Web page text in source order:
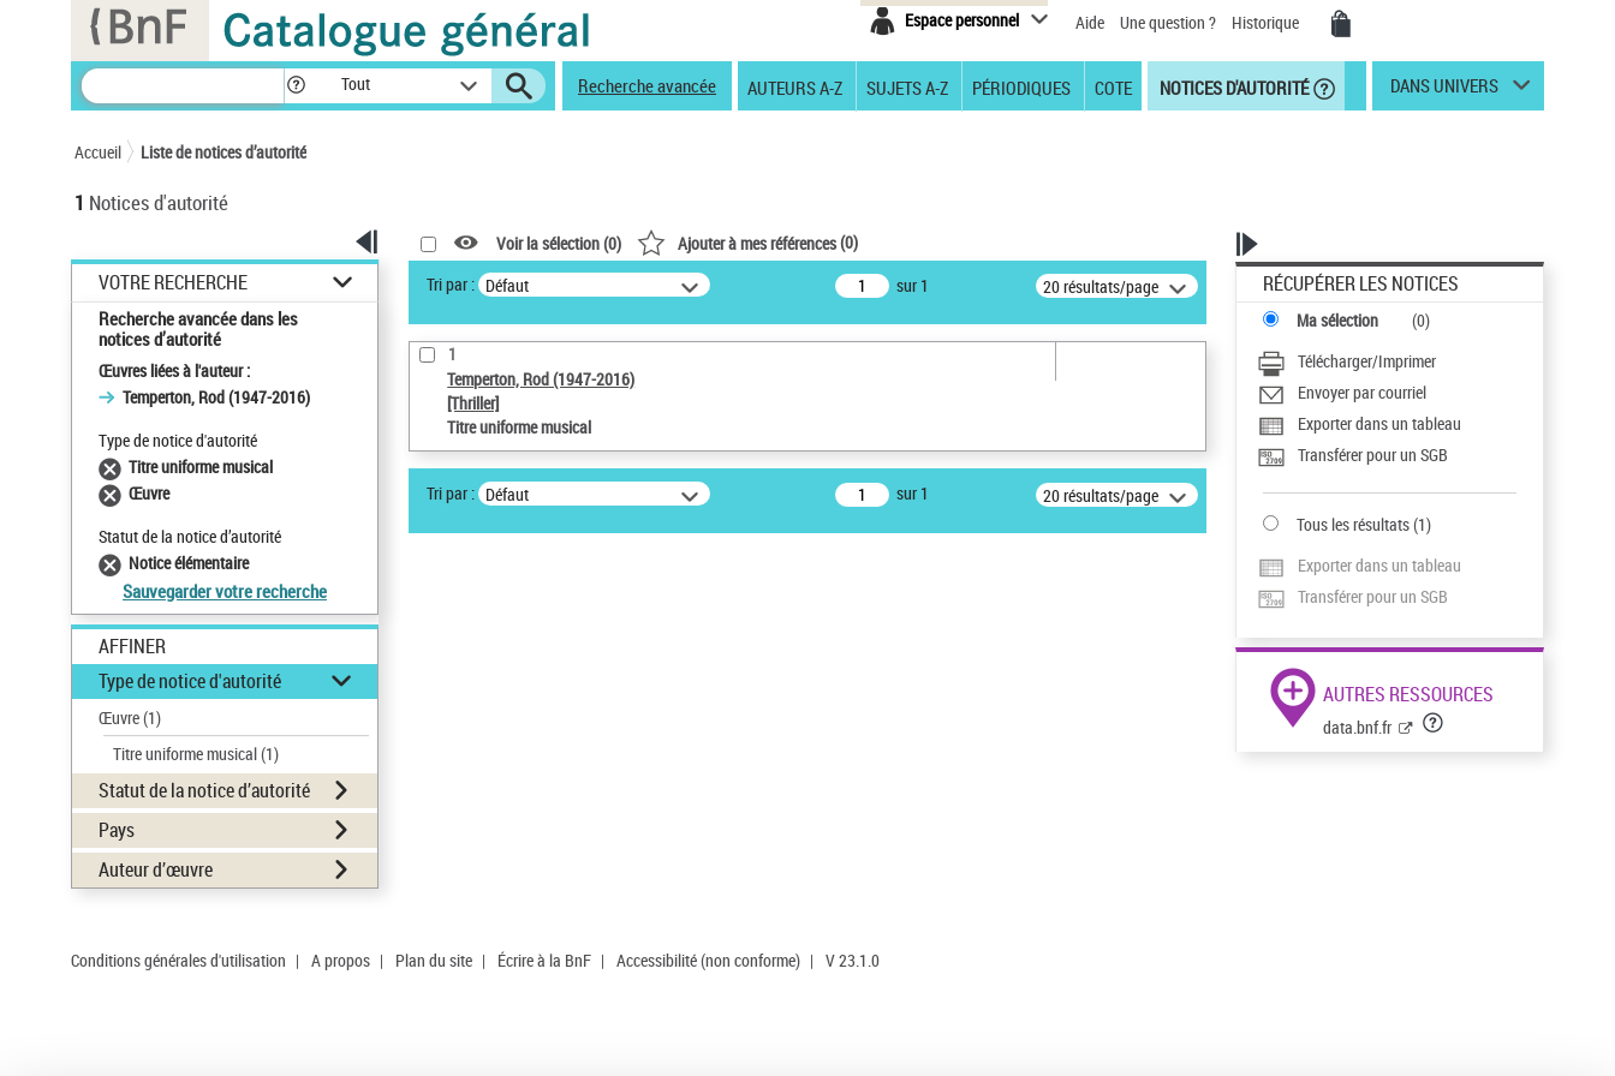
Espace personnel Aide Une question ? Historique
Tout Recherche avancée AUTEURS A-Z SUJETS A-Z PÉRIODIQUES COTE NOTICES D'AUTORITÉ DANS UNIVERS
Accueil Liste de notices d’autorité
1 Notices d'autorité
VOTRE RECHERCHE
Recherche avancée dans les
notices d’autorité
Œuvres liées à l'auteur :
Temperton, Rod (1947-2016)
Type de notice d'autorité
Titre uniforme musical
Œuvre
Statut de la notice d’autorité
Notice élémentaire
Sauvegarder votre recherche
AFFINER
Type de notice d'autorité
Œuvre(1)
Titre uniforme musical(1)
Statut de la notice d’autorité
Pays
Auteur d’œuvre
Voir la sélection (0) Ajouter à mes références(0)
Tri par : Défaut sur 1 20 résultats/page
1
Temperton, Rod (1947-2016)
[Thriller]
Titre uniforme musical
Tri par : Défaut sur 1 20 résultats/page
RÉCUPÉRER LES NOTICES
Ma sélection (0)
Télécharger/Imprimer
Envoyer par courriel
Exporter dans un tableau
Transférer pour un SGB
Tous les résultats(1)
Exporter dans un tableau
Transférer pour un SGB
AUTRES RESSOURCES
data.bnf.fr
Conditions générales d'utilisation | A propos | Plan du site | Écrire à la BnF | Accessibilité (non conforme) | V 23.1.0
Panneau de gestion des cookies